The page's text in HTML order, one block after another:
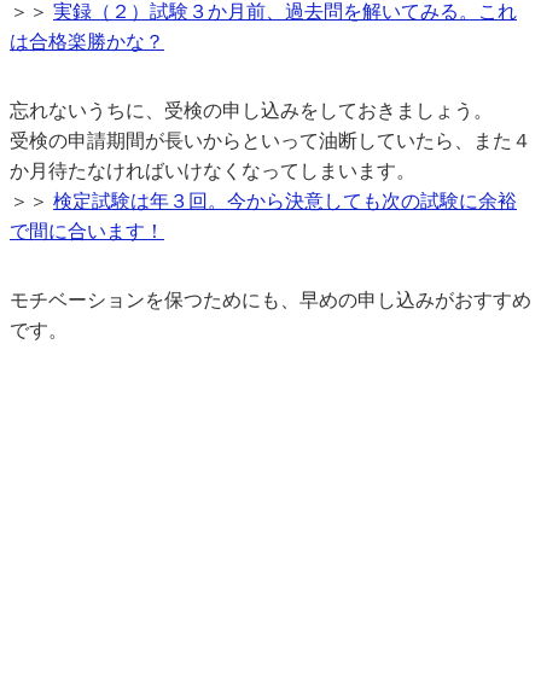
＞＞ 実録（２）試験３か月前、過去問を解いてみる。これ
は合格楽勝かな？
忘れないうちに、受検の申し込みをしておきましょう。
受検の申請期間が長いからといって油断していたら、また４
か月待たなければいけなくなってしまいます。
＞＞ 検定試験は年３回。今から決意しても次の試験に余裕
で間に合います！
モチベーションを保つためにも、早めの申し込みがおすすめ
です。